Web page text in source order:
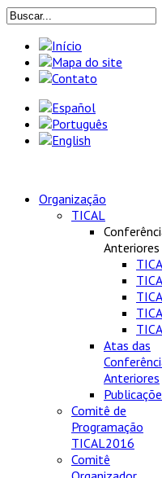
Organização
TICAL
Anteriores
Atas das
Anteriores
Comitê de
Programação
TICAL2016
Comitê